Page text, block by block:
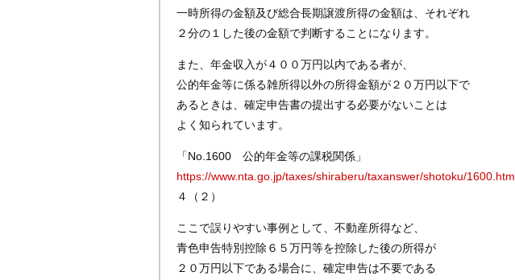
一時所得の金額及び総合長期譲渡所得の金額は、それぞれ
２分の１した後の金額で判断することになります。
また、年金収入が４００万円以内である者が、
公的年金等に係る雑所得以外の所得金額が２０万円以下で
あるときは、確定申告書の提出する必要がないことは
よく知られています。
「No.1600 公的年金等の課税関係」
https://www.nta.go.jp/taxes/shiraberu/taxanswer/shotoku/1600.htm
４（２）
ここで誤りやすい事例として、不動産所得など、
青色申告特別控除６５万円等を控除した後の所得が
２０万円以下である場合に、確定申告は不要である